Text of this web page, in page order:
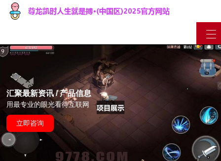
汇聚最新资讯 / 产品信息
用最专业的眼光看待互联网
立即咨询